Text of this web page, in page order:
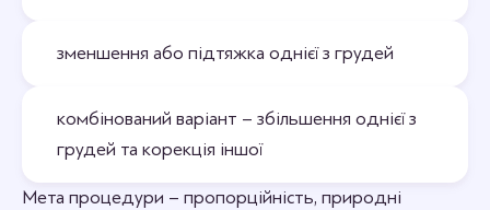
зменшення або підтяжка однієї з грудей
комбінований варіант – збільшення однієї з
грудей та корекція іншої
Мета процедури – пропорційність, природні